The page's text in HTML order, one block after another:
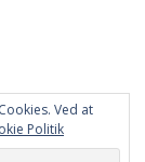
Ved at
Politik